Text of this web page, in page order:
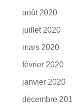
août 2020
juillet 2020
mars 2020
février 2020
janvier 2020
décembre